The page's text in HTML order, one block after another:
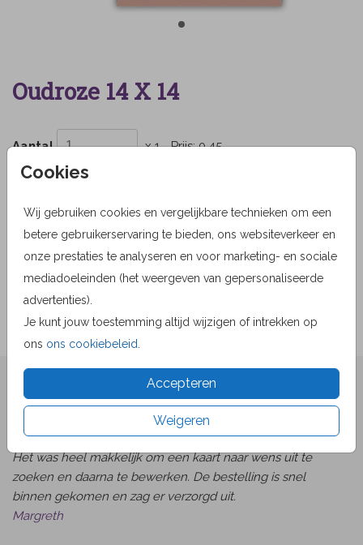
Cookies
Wij gebruiken cookies en vergelijkbare technieken om een
betere gebruikerservaring te bieden, ons websiteverkeer en
onze prestaties te analyseren en voor marketing- en sociale
mediadoeleinden (het weergeven van gepersonaliseerde
advertenties).
Je kunt jouw toestemming altijd wijzigen of intrekken op
ons ons cookiebeleid
Accepteren
Weigeren
Oudroze 14 X 14
Aantal x 1 Prijs:0,45
OMSCHRIJVING
oudroze 14 x 14
Prijs:0,45
★★★★☆ Beoordelingen
beoordelingen
Bekijk alle beoordelingen
Het was heel makkelijk om een kaart naar wens uit te
zoeken en daarna te bewerken. De bestelling is snel
binnen gekomen en zag er verzorgd uit.
Margreth